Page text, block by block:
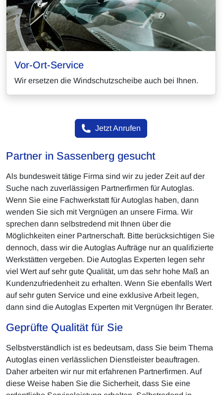
Vor-Ort-Service
Wir ersetzen die Windschutzscheibe auch bei Ihnen.
Jetzt Anrufen
Partner in Sassenberg gesucht
Als bundesweit tätige Firma sind wir zu jeder Zeit auf der
Suche nach zuverlässigen Partnerfirmen für Autoglas.
Wenn Sie eine Fachwerkstatt für Autoglas haben, dann
wenden Sie sich mit Vergnügen an unsere Firma. Wir
sprechen dann selbstredend mit Ihnen über die
Möglichkeiten einer Partnerschaft. Bitte berücksichtigen Sie
dennoch, dass wir die Autoglas Aufträge nur an qualifizierte
Werkstätten vergeben. Die Autoglas Experten legen sehr
viel Wert auf sehr gute Qualität, um das sehr hohe Maß an
Kundenzufriedenheit zu erhalten. Wenn Sie ebenfalls Wert
auf sehr guten Service und eine exklusive Arbeit legen,
dann sind die Autoglas Experten mit Vergnügen Ihr Berater.
Geprüfte Qualität für Sie
Selbstverständlich ist es bedeutsam, dass Sie beim Thema
Autoglas einen verlässlichen Dienstleister beauftragen.
Daher arbeiten wir nur mit erfahrenen Partnerfirmen. Auf
diese Weise haben Sie die Sicherheit, dass Sie eine